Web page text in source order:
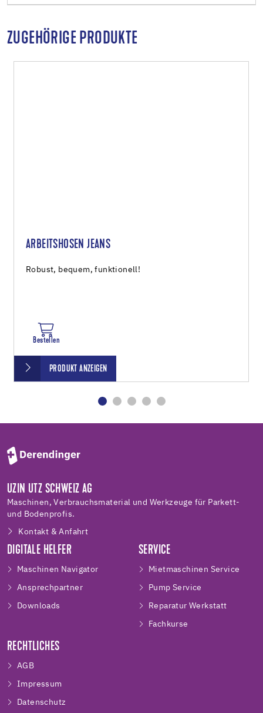
ZUGEHÖRIGE PRODUKTE
ARBEITSHOSEN JEANS
Robust, bequem, funktionell!
Bestellen
PRODUKT ANZEIGEN
UZIN UTZ SCHWEIZ AG
Maschinen, Verbrauchsmaterial und Werkzeuge für Parkett-
und Bodenprofis.
Kontakt & Anfahrt
DIGITALE HELFER
Maschinen Navigator
Ansprechpartner
Downloads
SERVICE
Mietmaschinen Service
Pump Service
Reparatur Werkstatt
Fachkurse
RECHTLICHES
AGB
Impressum
Datenschutz